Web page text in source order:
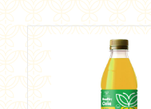
EGP 166.95
Add to cart